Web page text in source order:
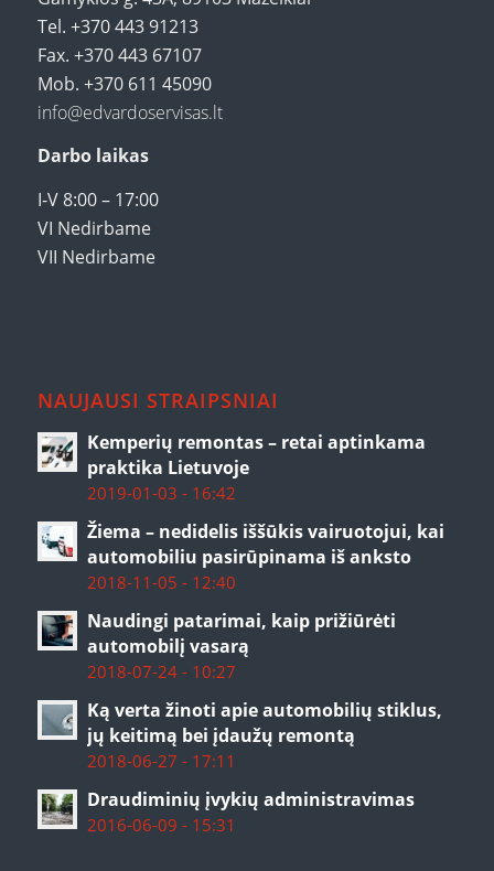
Tel. +370 443 91213
Fax. +370 443 67107
Mob. +370 611 45090
info@edvardoservisas.lt
Darbo laikas
I-V 8:00 – 17:00
VI Nedirbame
VII Nedirbame
NAUJAUSI STRAIPSNIAI
Kemperių remontas – retai aptinkama
praktika Lietuvoje
2019-01-03 - 16:42
Žiema – nedidelis iššūkis vairuotojui, kai
automobiliu pasirūpinama iš anksto
2018-11-05 - 12:40
Naudingi patarimai, kaip prižiūrėti
automobilį vasarą
2018-07-24 - 10:27
Ką verta žinoti apie automobilių stiklus,
jų keitimą bei įdaužų remontą
2018-06-27 - 17:11
Draudiminių įvykių administravimas
2016-06-09 - 15:31